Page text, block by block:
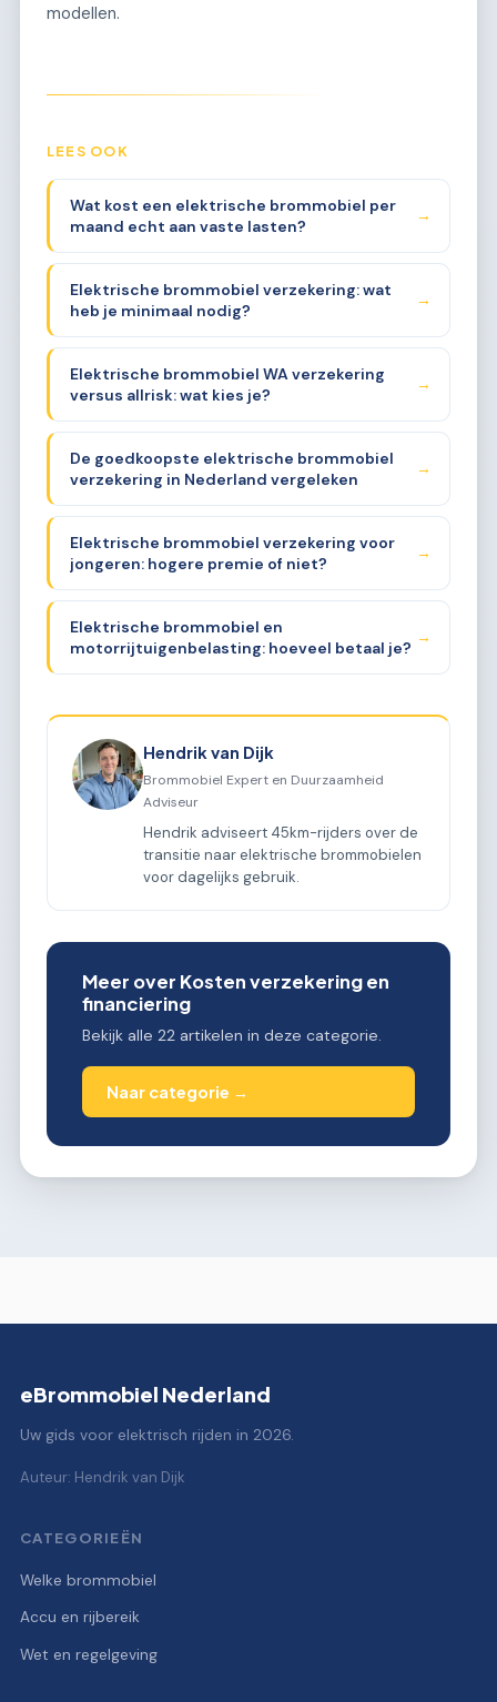
modellen.
LEES OOK
Wat kost een elektrische brommobiel per
maand echt aan vaste lasten?
→
Elektrische brommobiel verzekering: wat
heb je minimaal nodig?
→
Elektrische brommobiel WA verzekering
versus allrisk: wat kies je?
→
De goedkoopste elektrische brommobiel
verzekering in Nederland vergeleken
→
Elektrische brommobiel verzekering voor
jongeren: hogere premie of niet?
→
Elektrische brommobiel en
motorrijtuigenbelasting: hoeveel betaal je?
→
Hendrik van Dijk
Brommobiel Expert en Duurzaamheid
Adviseur
Hendrik adviseert 45km-rijders over de
transitie naar elektrische brommobielen
voor dagelijks gebruik.
Meer over Kosten verzekering en
financiering
Bekijk alle 22 artikelen in deze categorie.
Naar categorie →
eBrommobiel Nederland
Uw gids voor elektrisch rijden in 2026.
Auteur: Hendrik van Dijk
CATEGORIEËN
Welke brommobiel
Accu en rijbereik
Wet en regelgeving